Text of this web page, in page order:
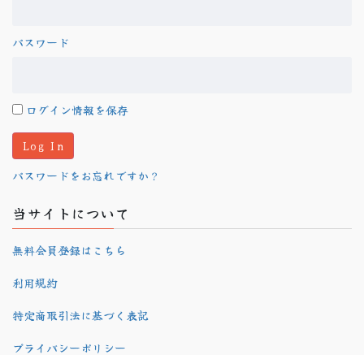
パスワード
ログイン情報を保存
パスワードをお忘れですか？
当サイトについて
無料会員登録はこちら
利用規約
特定商取引法に基づく表記
プライバシーポリシー